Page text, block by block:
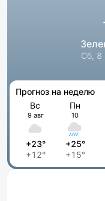
Сб, 8
Прогноз на неделю
Вс
9 авг
+23°
+12°
Пн
10
+25°
+15°